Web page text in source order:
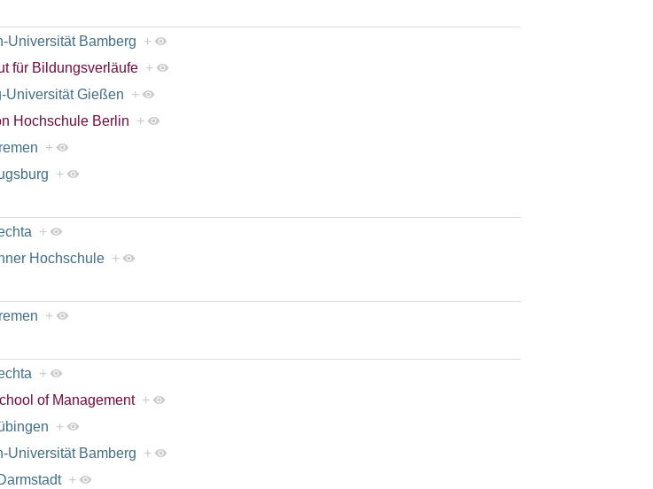
Universität Bamberg +
für Bildungsverläufe +
Universität Gießen +
Hochschule Berlin +
+
+
+
Hochschule +
+
+
of Management +
+
Universität Bamberg +
+